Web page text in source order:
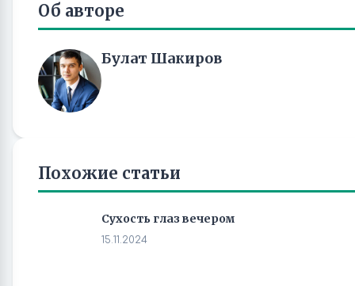
Об авторе
Булат Шакиров
Похожие статьи
Сухость глаз вечером
15.11.2024